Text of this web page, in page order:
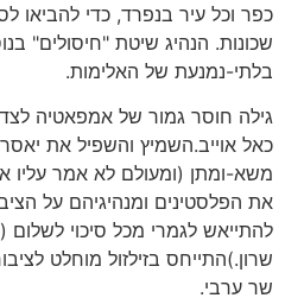
כפר וכל עיר בנפרד, כדי להביאו
שכונות. הנהיג שיטת "חיסולים"
בלתי-נמנעת של האלימות.
גילה חוסר גמור של אמפאטיה
כאל אוייב.השמיץ והשפיל את
משא-ומתן (ומעולם לא אמר עליו
את הפלסטינים ומנהיגיהם על
להתייאש לגמרי מכל סיכוי לשלום
שרון.)התייחס בזילזול מוחלט
שר ערבי.